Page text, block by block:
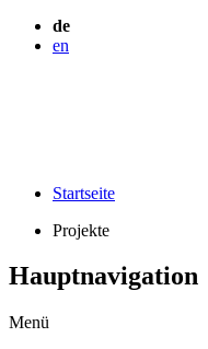
de
en
Startseite
Projekte
Hauptnavigation
Menü